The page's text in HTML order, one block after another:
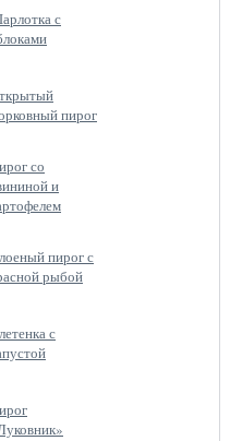
с
пирог
со
и
пирог с
рыбой
с